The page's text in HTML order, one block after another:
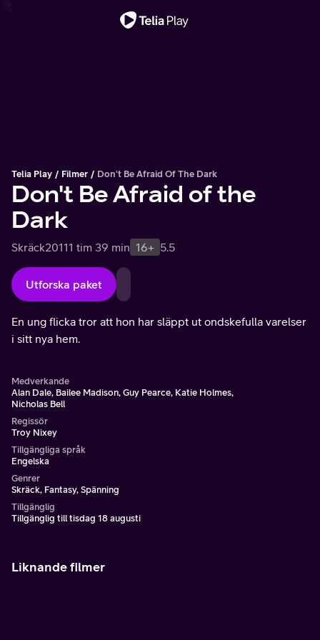
Telia Play Filmer Don't Be Afraid Of The Dark
Don't Be Afraid of the
Dark
Skräck20111 tim 39 min 16+ 5.5
Utforska paket
En ung flicka tror att hon har släppt ut ondskefulla varelser
i sitt nya hem.
Medverkande
Alan Dale, Bailee Madison, Guy Pearce, Katie Holmes,
Nicholas Bell
Regissör
Troy Nixey
Tillgängliga språk
Engelska
Genrer
Skräck, Fantasy, Spänning
Tillgänglig
Tillgänglig till tisdag 18 augusti
Liknande filmer